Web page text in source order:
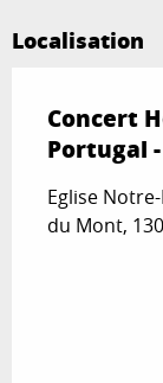
Localisation
Concert
Portugal
Eglise
du Mont,